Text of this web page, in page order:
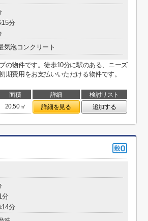
15分
気泡コンクリート
の物件です。徒歩10分に駅のある、ニーズ
費用をお支払いいただける物件です。
面積 詳細
検討リスト
20.50㎡ 詳細を見る 追加する
分
14分